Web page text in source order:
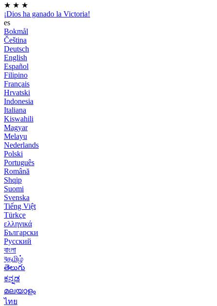
★ ★ ★
¡Dios ha ganado la Victoria!
es
Bokmål
Čeština
Deutsch
English
Español
Filipino
Français
Hrvatski
Indonesia
Italiana
Kiswahili
Magyar
Melayu
Nederlands
Polski
Português
Română
Shqip
Suomi
Svenska
Tiếng Việt
Türkçe
ελληνικά
Български
Русский
বাংলা
বதமிழ்
తెలుగు
ಕನ್ನಡ
മലയാളം
ไทย